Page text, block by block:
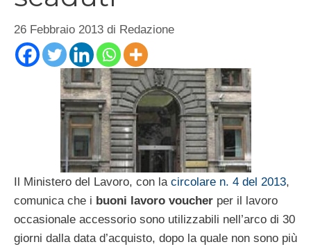
26 Febbraio 2013 di Redazione
Il Ministero del Lavoro, con la circolare n. 4 del 2013,
comunica che i buoni lavoro voucher per il lavoro
occasionale accessorio sono utilizzabili nell’arco di 30
giorni dalla data d’acquisto, dopo la quale non sono più